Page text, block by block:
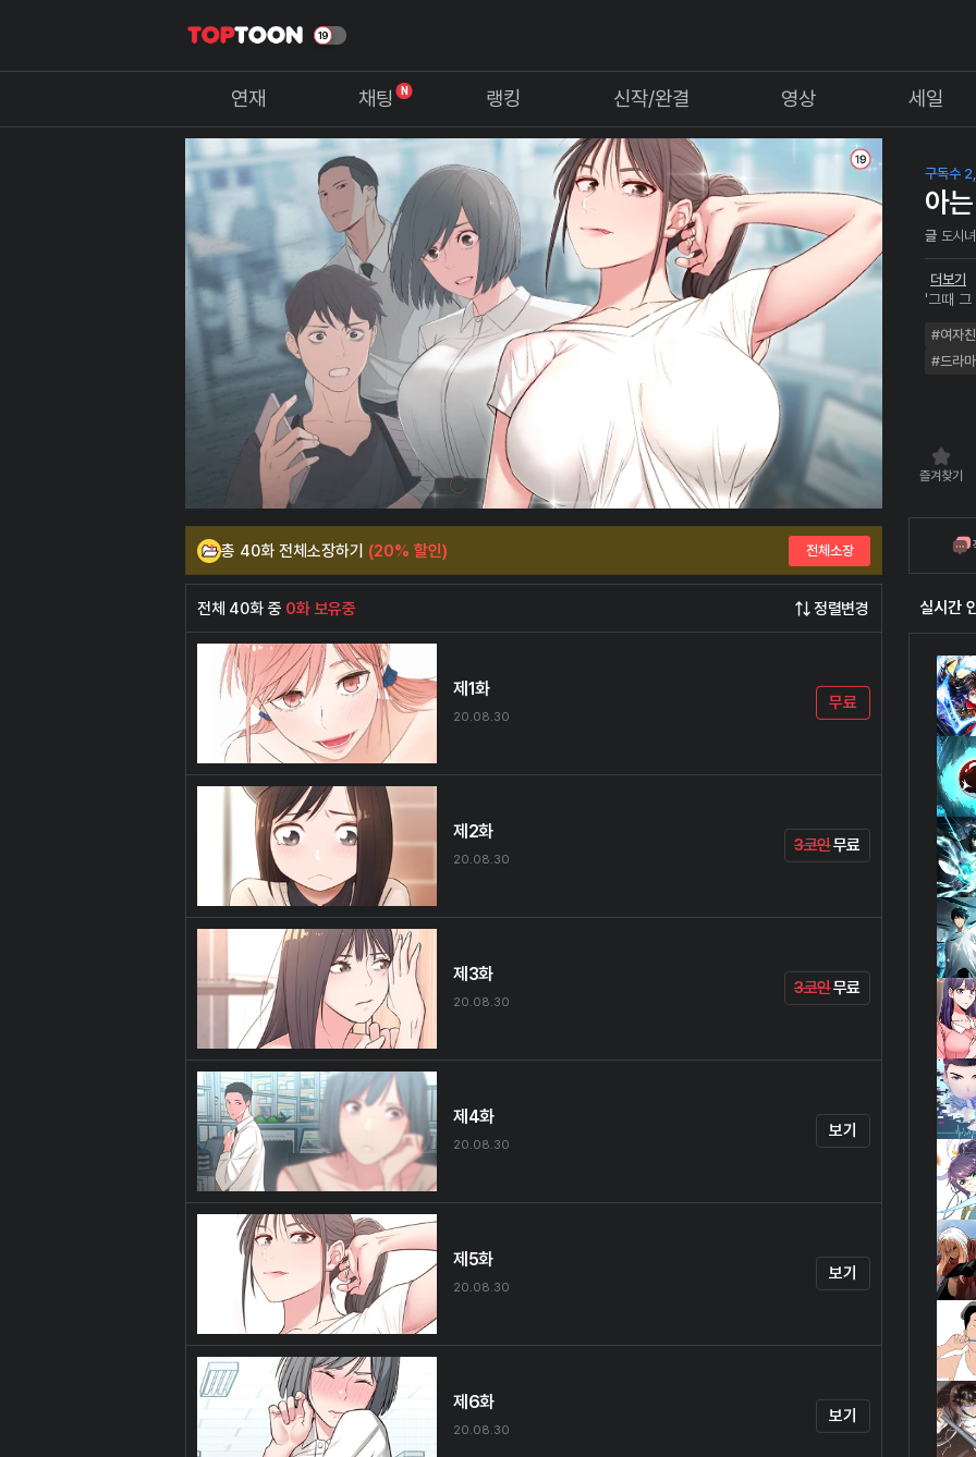
연재 채팅 N 랭킹 신작/완결 영상 세일
구독수
아
글 도시녀
더보기
'그때 그
쌓여만
#여자
#드라마
즐겨찾기
실시간
총 40화 전체소장하기 (20% 할인) 전체소장
전체 40화 중 0화 보유중 정렬변경
제1화
20.08.30
무료
제2화
20.08.30
3코인무료
제3화
20.08.30
3코인무료
제4화
20.08.30
보기
제5화
20.08.30
보기
제6화
20.08.30
보기